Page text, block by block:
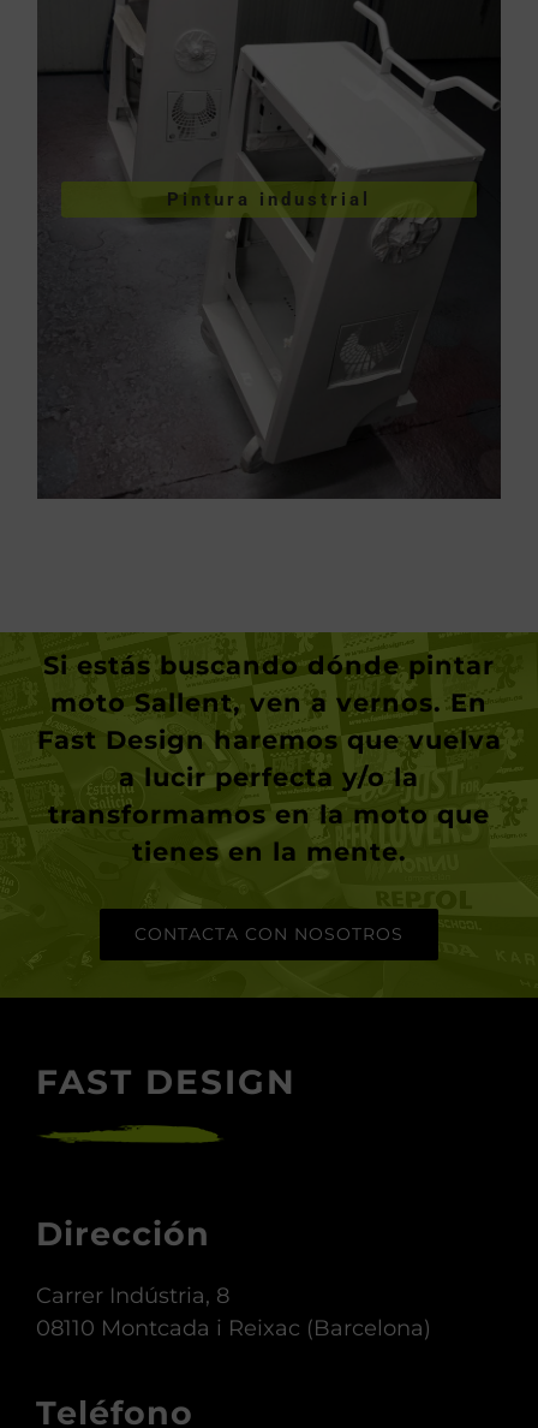
Pintura industrial
Pintura de piezas
industriales
VER PINTURA INDUSTRIAL
Si estás buscando dónde pintar
moto Sallent, ven a vernos. En
Fast Design haremos que vuelva
a lucir perfecta y/o la
transformamos en la moto que
tienes en la mente.
CONTACTA CON NOSOTROS
FAST DESIGN
Dirección
Carrer Indústria, 8
08110 Montcada i Reixac (Barcelona)
Teléfono